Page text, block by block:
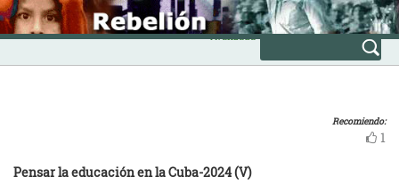
Skip
to
content
INICIO
Avanzada
Recomiendo:
1
Pensar la educación en la Cuba-2024 (V)